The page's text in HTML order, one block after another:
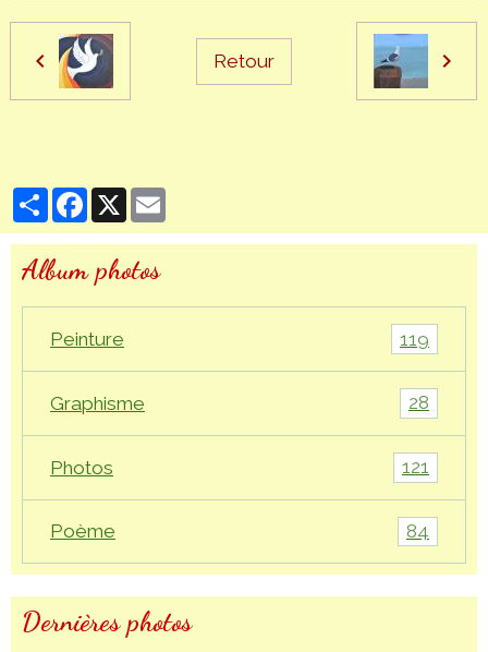
Retour
PartagerFacebook
X
Album photos
Peinture 119
Graphisme 28
Photos 121
Poème 84
Dernières photos